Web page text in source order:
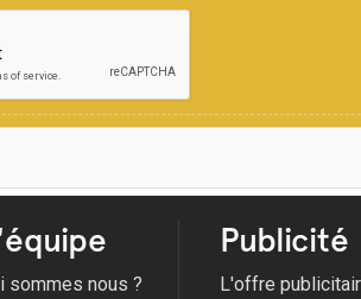
sommes nous ?
Publicité
L'offre